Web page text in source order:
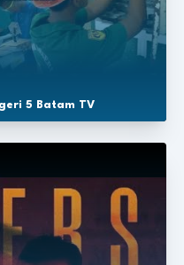
5 Batam TV